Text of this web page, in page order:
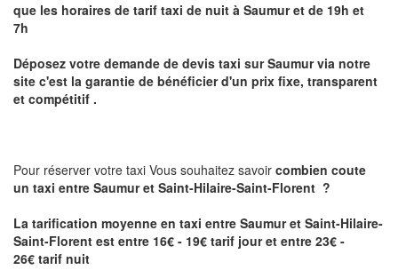
que les horaires de tarif taxi de nuit à Saumuret de 19h et
7h
Déposez votre demande de devis taxi surSaumur via notre
site c'est la garantie de bénéficier d'un prix fixe, transparent
et compétitif .
Pour réserver votre taxi Vous souhaitez savoir combien coute
un taxi entre Saumur et Saint-Hilaire-Saint-Florent ?
La tarification moyenne en taxi entre Saumur et Saint-Hilaire-
Saint-Florent est entre 16€ - 19€ tarif jour et entre 23€ -
26€ tarif nuit